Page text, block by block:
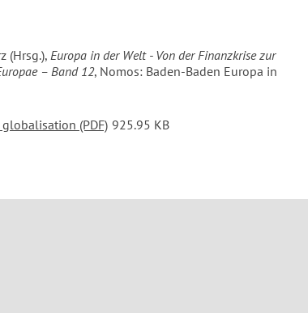
(Hrsg.), Europa in der Welt - Von der Finanzkrise zur
– Band 12, Nomos: Baden-Baden Europa in
(PDF) 925.95 KB